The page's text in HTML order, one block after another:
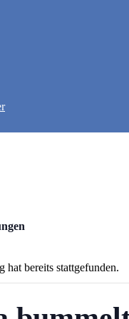
hat bereits stattgefunden.